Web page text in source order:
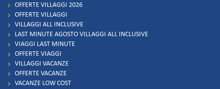
OFFERTE VILLAGGI 2026
OFFERTE VILLAGGI
VILLAGGI ALL INCLUSIVE
LAST MINUTE AGOSTO VILLAGGI ALL INCLUSIVE
VIAGGI LAST MINUTE
OFFERTE VIAGGI
VILLAGGI VACANZE
OFFERTE VACANZE
VACANZE LOW COST